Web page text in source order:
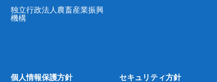
独立行政法人農畜産業振興
機構
個人情報保護方針 セキュリティ方針